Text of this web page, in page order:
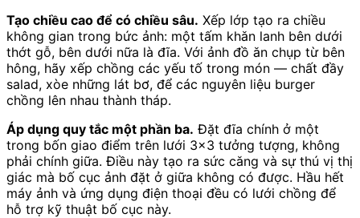
Tạo chiều cao để có chiều sâu. Xếp lớp tạo ra chiều
không gian trong bức ảnh: một tấm khăn lanh bên dưới
thớt gỗ, bên dưới nữa là đĩa. Với ảnh đồ ăn chụp từ bên
hông, hãy xếp chồng các yếu tố trong món — chất đầy
salad, xòe những lát bơ, để các nguyên liệu burger
chồng lên nhau thành tháp.
Áp dụng quy tắc một phần ba. Đặt đĩa chính ở một
trong bốn giao điểm trên lưới 3×3 tưởng tượng, không
phải chính giữa. Điều này tạo ra sức căng và sự thú vị thị
giác mà bố cục ảnh đặt ở giữa không có được. Hầu hết
máy ảnh và ứng dụng điện thoại đều có lưới chồng để
hỗ trợ kỹ thuật bố cục này.